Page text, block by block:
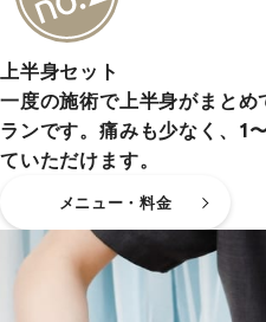
上半身セット
一度の施術で上半身がまと
ランです。痛みも少なく、1
ていただけます。
メニュー・料金